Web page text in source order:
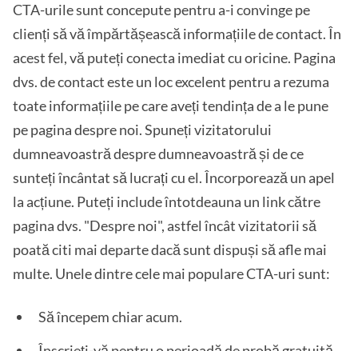
CTA-urile sunt concepute pentru a-i convinge pe
clienți să vă împărtășească informațiile de contact. În
acest fel, vă puteți conecta imediat cu oricine. Pagina
dvs. de contact este un loc excelent pentru a rezuma
toate informațiile pe care aveți tendința de a le pune
pe pagina despre noi. Spuneți vizitatorului
dumneavoastră despre dumneavoastră și de ce
sunteți încântat să lucrați cu el. Încorporează un apel
la acțiune. Puteți include întotdeauna un link către
pagina dvs. "Despre noi", astfel încât vizitatorii să
poată citi mai departe dacă sunt dispuși să afle mai
multe. Unele dintre cele mai populare CTA-uri sunt:
Să începem chiar acum.